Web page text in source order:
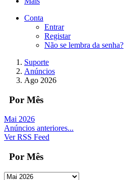
Conta
Entrar
Registar
Não se lembra da senha?
Suporte
Anúncios
Ago 2026
Por Mês
Mai 2026
Anúncios anteriores...
Ver RSS Feed
Por Mês